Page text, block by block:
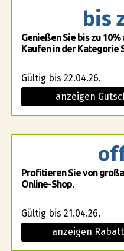
bis
Genießen Sie bis zu
Kaufen in der Kategorie
Gültig bis 22.04.26.
anzeigen
Profitieren Sie von
Online-Shop.
Gültig bis 21.04.26.
anzeigen